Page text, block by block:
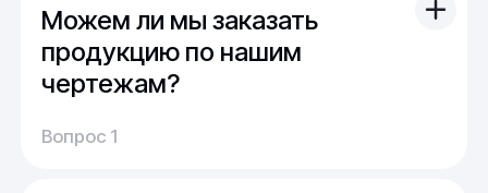
Можем ли мы заказать
продукцию по нашим
чертежам?
Вы можете отправить свой чертеж/проект
(в т.ч. примерный) с техническим заданием.
Вопрос 1